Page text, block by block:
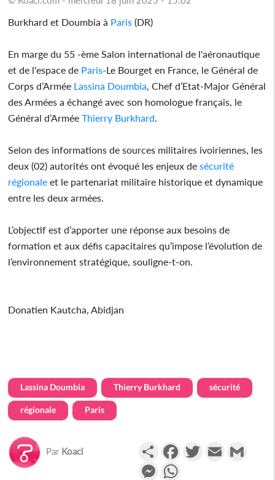
Burkhard et Doumbia à Paris (DR)
En marge du 55 -ème Salon international de l'aéronautique
et de l'espace de Paris-Le Bourget en France, le Général de
Corps d’Armée Lassina Doumbia , Chef d’Etat-Major Général
des Armées a échangé avec son homologue français, le
Général d’ArméeThierry Burkhard
Selon des informations de sources militaires ivoiriennes, les
deux (02) autorités ont évoqué les enjeux desécurité
régionale et le partenariat militaire historique et dynamique
entre les deux armées.
L’objectif est d’apporter une réponse aux besoins de
formation et aux défis capacitaires qu’impose l’évolution de
l’environnement stratégique, souligne-t-on.
Donatien Kautcha, Abidjan
Lassina Doumbia Thierry Burkhard sécurité
régionale Paris
Par Koaci PartagerFacebookTwitterEmail
Messenger